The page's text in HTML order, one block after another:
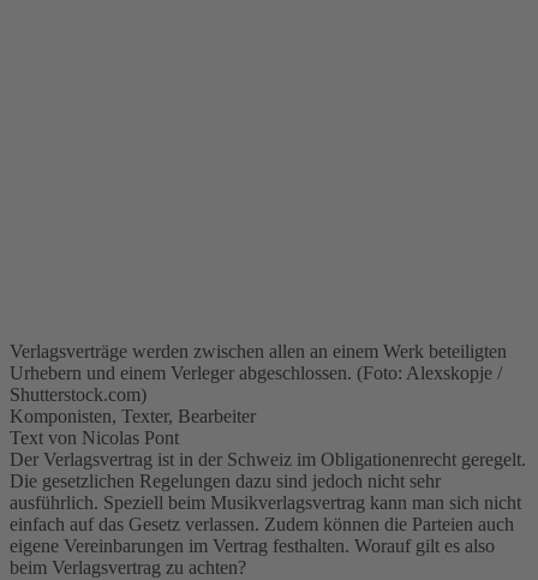
Verlagsverträge werden zwischen allen an einem Werk beteiligten
Urhebern und einem Verleger abgeschlossen. (Foto: Alexskopje /
Shutterstock.com)
Komponisten, Texter, Bearbeiter
Text von Nicolas Pont
Der Verlagsvertrag ist in der Schweiz im Obligationenrecht geregelt.
Die gesetzlichen Regelungen dazu sind jedoch nicht sehr
ausführlich. Speziell beim Musikverlagsvertrag kann man sich nicht
einfach auf das Gesetz verlassen. Zudem können die Parteien auch
eigene Vereinbarungen im Vertrag festhalten. Worauf gilt es also
beim Verlagsvertrag zu achten?